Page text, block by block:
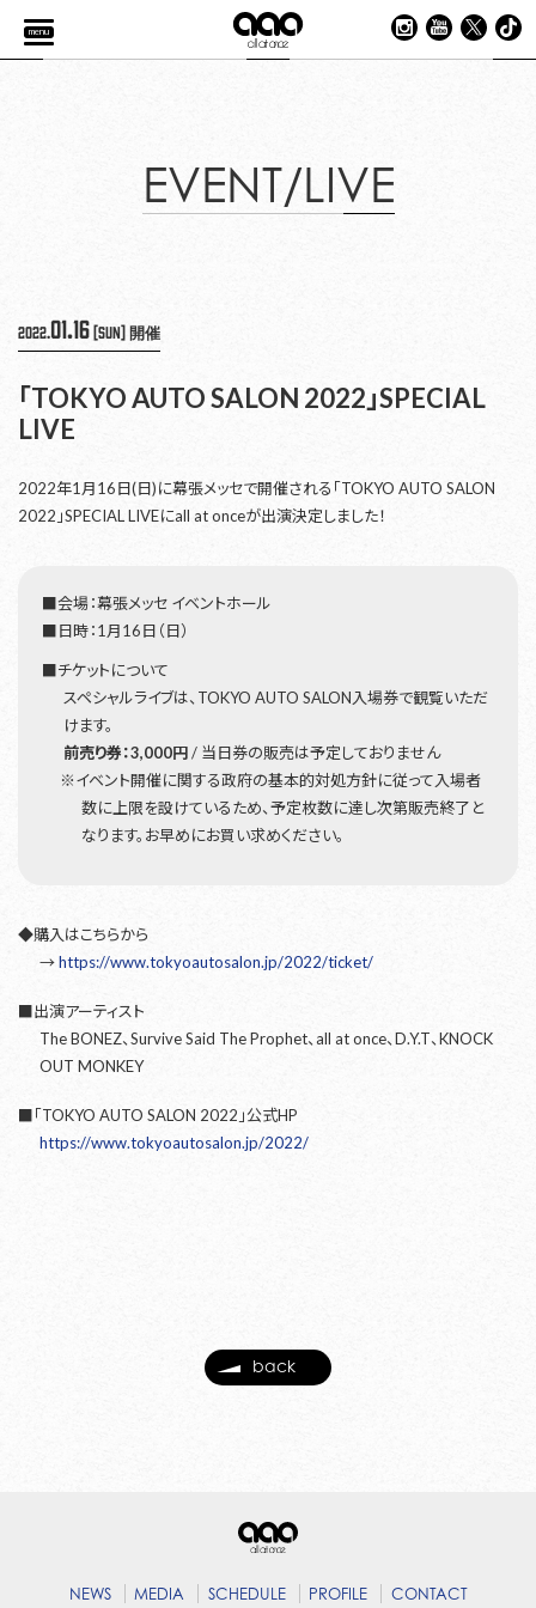
menu
EVENT/LIVE
2022.01.16[Sun]開催
「TOKYO AUTO SALON 2022」SPECIAL
LIVE
2022年1月16日(日)に幕張メッセで開催される「TOKYO AUTO SALON
2022」SPECIAL LIVEにall at onceが出演決定しました！
■会場：幕張メッセ イベントホール
■日時：1月16日（日）
■チケットについて
スペシャルライブは、TOKYO AUTO SALON入場券で観覧いただ
けます。
前売り券：3,000円/ 当日券の販売は予定しておりません
※イベント開催に関する政府の基本的対処方針に従って入場者
数に上限を設けているため、予定枚数に達し次第販売終了と
なります。お早めにお買い求めください。
◆購入はこちらから
→https://www.tokyoautosalon.jp/2022/ticket/
■出演アーティスト
The BONEZ、Survive Said The Prophet、all at once、D.Y.T、KNOCK
OUT MONKEY
■「TOKYO AUTO SALON 2022」公式HP
https://www.tokyoautosalon.jp/2022/
back
NEWS MEDIA SCHEDULE PROFILE CONTACT